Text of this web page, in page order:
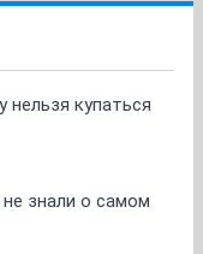
купаться
знали о самом